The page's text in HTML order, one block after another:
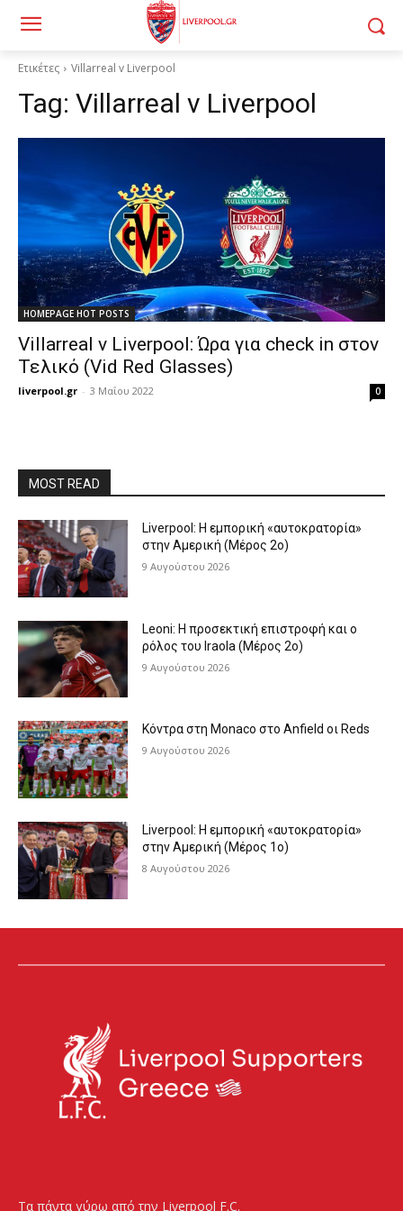
Ετικέτες Villarreal v Liverpool
Tag: Villarreal v Liverpool
HOMEPAGE HOT POSTS
Villarreal v Liverpool: Ώρα για check in στον
Τελικό (Vid Red Glasses)
liverpool.gr - 3 Μαΐου 2022 0
MOST READ
Liverpool: Η εμπορική «αυτοκρατορία»
στην Αμερική (Μέρος 2ο)
9 Αυγούστου 2026
Leoni: Η προσεκτική επιστροφή και ο
ρόλος του Iraola (Μέρος 2ο)
9 Αυγούστου 2026
Κόντρα στη Monaco στο Anfield οι Reds
9 Αυγούστου 2026
Liverpool: Η εμπορική «αυτοκρατορία»
στην Αμερική (Μέρος 1ο)
8 Αυγούστου 2026
Τα πάντα γύρω από την Liverpool F.C.